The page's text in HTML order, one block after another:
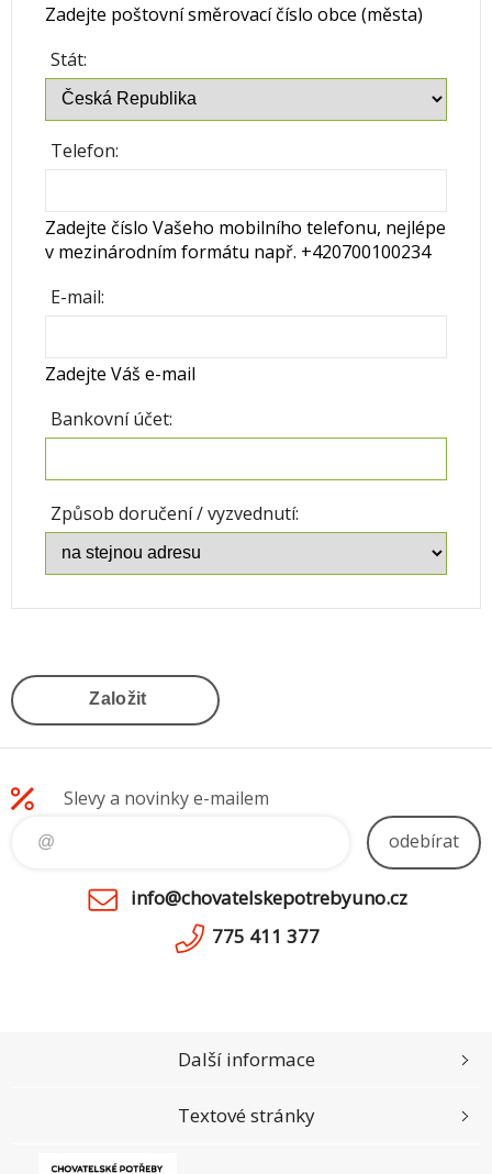
Zadejte poštovní směrovací číslo obce (města)
Stát:
Telefon:
Zadejte číslo Vašeho mobilního telefonu, nejlépe
v mezinárodním formátu např. +420700100234
E-mail:
Zadejte Váš e-mail
Bankovní účet:
Způsob doručení / vyzvednutí:
Založit
Slevy a novinky e-mailem
odebírat
info@chovatelskepotrebyuno.cz
775 411 377
Další informace
Textové stránky